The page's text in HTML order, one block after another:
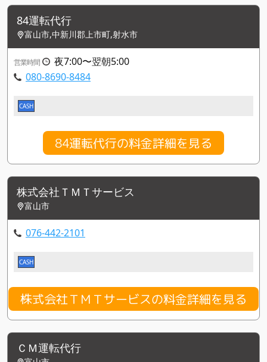
84運転代行
富山市,中新川郡上市町,射水市
営業時間
夜7:00〜翌朝5:00
080-8690-8484
CASH
84運転代行の料金詳細を見る
株式会社ＴＭＴサービス
富山市
076-442-2101
CASH
株式会社ＴＭＴサービスの料金詳細を見る
ＣＭ運転代行